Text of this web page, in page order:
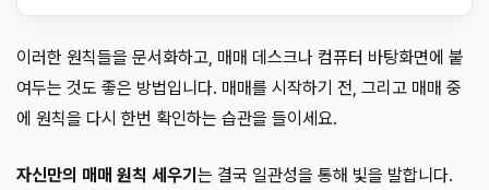
이러한 원칙들을 문서화하고, 매매 데스크나 컴퓨터 바탕화면에 붙
여두는 것도 좋은 방법입니다. 매매를 시작하기 전, 그리고 매매 중
에 원칙을 다시 한번 확인하는 습관을 들이세요.
자신만의 매매 원칙 세우기 는 결국 일관성을 통해 빛을 발합니다.